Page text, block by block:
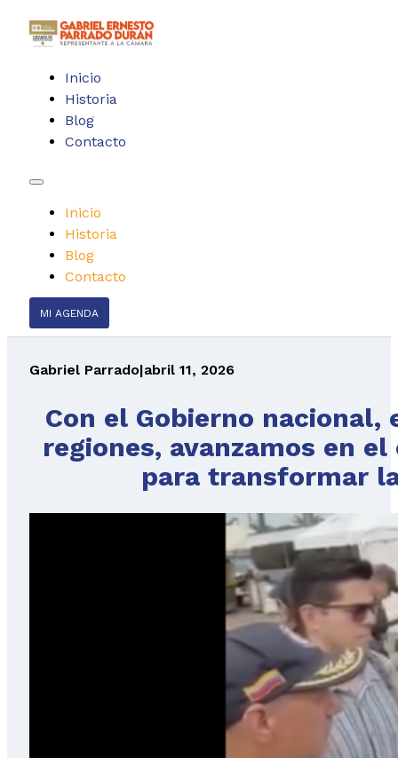
Inicio
Historia
Blog
Contacto
Inicio
Historia
Blog
Contacto
MI AGENDA
Gabriel Parrado|abril 11, 2026
Con el Gobierno
regiones, avanzamos en
para transformar